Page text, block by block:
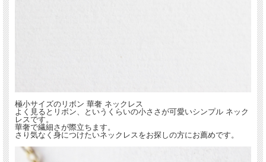
極小サイズのリボン 華奢 ネックレス
よく見るとリボン、というくらいの小ささが可愛いシンプル ネック
レスです。
華奢で繊細さが際立ちます。
さり気なく身につけたいネックレスをお探しの方にお薦めです。